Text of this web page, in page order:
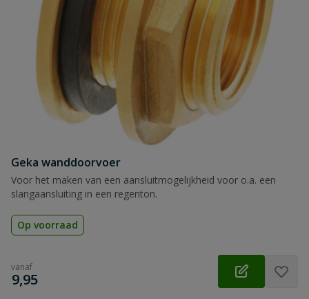
Geka wanddoorvoer
Voor het maken van een aansluitmogelijkheid voor o.a. een
slangaansluiting in een regenton.
Op voorraad
vanaf
€
9,95